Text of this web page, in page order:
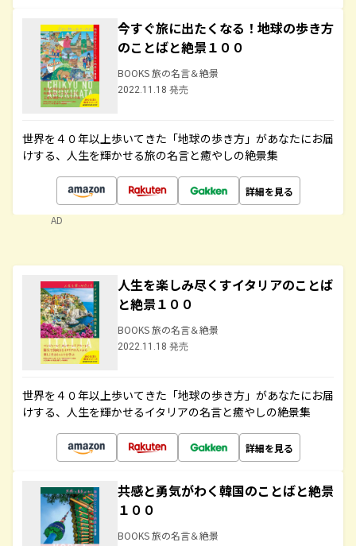
今すぐ旅に出たくなる！地球の歩き方
のことばと絶景１００
BOOKS 旅の名言＆絶景
2022.11.18 発売
世界を４０年以上歩いてきた「地球の歩き方」があなたにお届
けする、人生を輝かせる旅の名言と癒やしの絶景集
詳細を見る
AD
人生を楽しみ尽くすイタリアのことば
と絶景１００
BOOKS 旅の名言＆絶景
2022.11.18 発売
世界を４０年以上歩いてきた「地球の歩き方」があなたにお届
けする、人生を輝かせるイタリアの名言と癒やしの絶景集
詳細を見る
共感と勇気がわく韓国のことばと絶景
１００
BOOKS 旅の名言＆絶景